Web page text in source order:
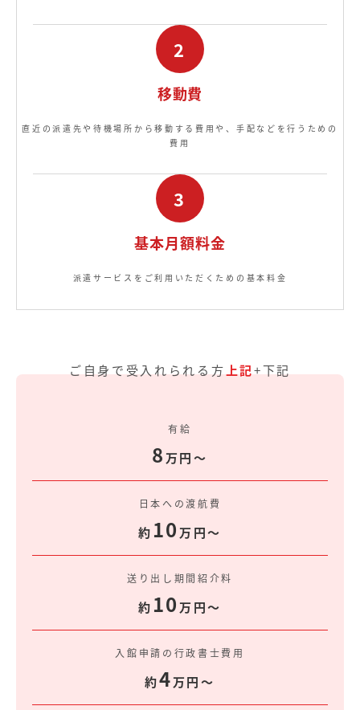
2
移動費
直近の派遣先や待機場所から移動する費用や、手配などを行うための
費用
3
基本月額料金
派遣サービスをご利用いただくための基本料金
ご自身で受入れられる方 上記+下記
有給
8万円〜
日本への渡航費
約 10万円〜
送り出し期間紹介料
約 10万円〜
入館申請の行政書士費用
約4万円〜